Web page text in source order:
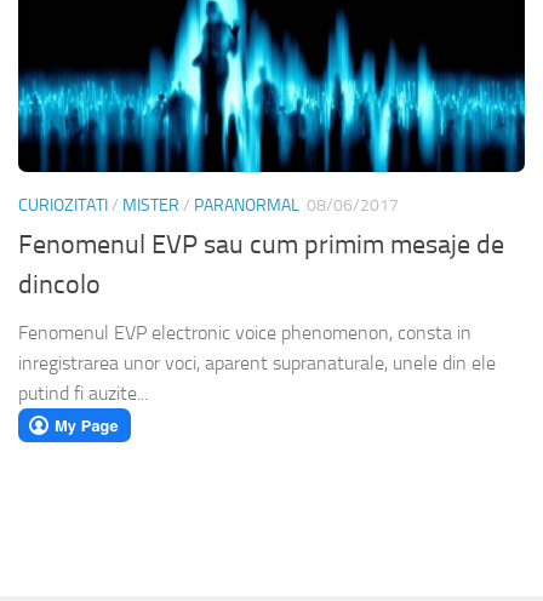
CURIOZITATI/ MISTER / PARANORMAL 08/06/2017
Fenomenul EVP sau cum primim mesaje de
dincolo
Fenomenul EVP electronic voice phenomenon, consta in
inregistrarea unor voci, aparent supranaturale, unele din ele
putind fi auzite...